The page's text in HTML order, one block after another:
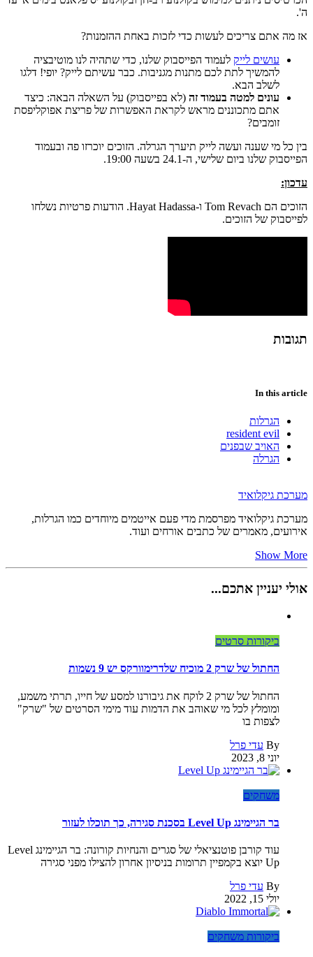
ה'.
אז מה אתם צריכים לעשות כדי לזכות באחת ההזמנות?
עושים לייק לעמוד הפייסבוק שלנו, כדי שתהיה לנו מוטיבציה
להמשיך לתת לכם מתנות מגניבות. כבר עשיתם לייק? יופי! דלגו
לשלב הבא.
עונים למטה בעמוד זה (לא בפייסבוק) על השאלה הבאה: כיצד
אתם מתכוננים מראש לקראת האפשרות של פריצת אפוקליפסת
זומבים?
בין כל מי שענה ועשה לייק תיערך הגרלה. הזוכים יוכרזו פה ובעמוד
הפייסבוק שלנו ביום שלישי, ה-24.1 בשעה 19:00.
עדכון:
הזוכים הם Tom Revach ו-Hayat Hadassa. הודעות פרטיות נשלחו
לפייסבוק של הזוכים.
תגובות
In this article
הגרלות
resident evil
האויב שבפנים
הגרלה
מערכת גיקלואיד
מערכת גיקלואיד מפרסמת מדי פעם אייטמים מיוחדים כמו הגרלות,
אירועים, מאמרים של כתבים אורחים ועוד.
Show More
אולי יעניין אתכם...
ביקורות סרטים
החתול של שרק 2 מוכיח שלדרימוורקס יש 9 נשמות
החתול של שרק 2 לוקח את גיבורנו למסע של חייו, תרתי משמע,
ומומלץ לכל מי שאוהב את הדמות עוד מימי הסרטים של "שרק"
לצפות בו
By עדי פרל
יוני 8, 2023
משחקים
בר הגיימינג Level Up בסכנת סגירה, כך תוכלו לעזור
עוד קורבן פוטנציאלי של סגרים והנחיות קורונה: בר הגיימינג Level
Up יוצא בקמפיין תרומות בניסיון אחרון להצילו מפני סגירה
By עדי פרל
יולי 15, 2022
ביקורות משחקים